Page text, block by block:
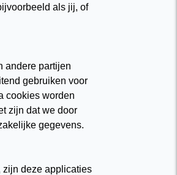
als jij, of
andere partijen
gebruiken voor
cookies worden
zijn dat we door
gegevens.
zijn deze applicaties